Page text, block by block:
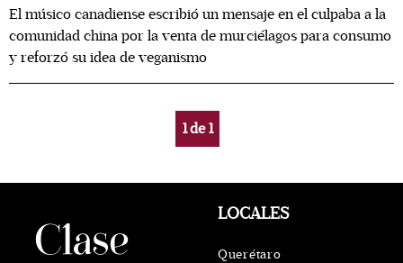
El músico canadiense escribió un mensaje en el culpaba a la
comunidad china por la venta de murciélagos para consumo
y reforzó su idea de veganismo
1de1
LOCALES
Querétaro